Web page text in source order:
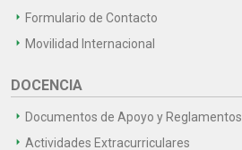
Formulario de Contacto
Movilidad Internacional
DOCENCIA
Documentos de Apoyo y Reglamentos
Actividades Extracurriculares